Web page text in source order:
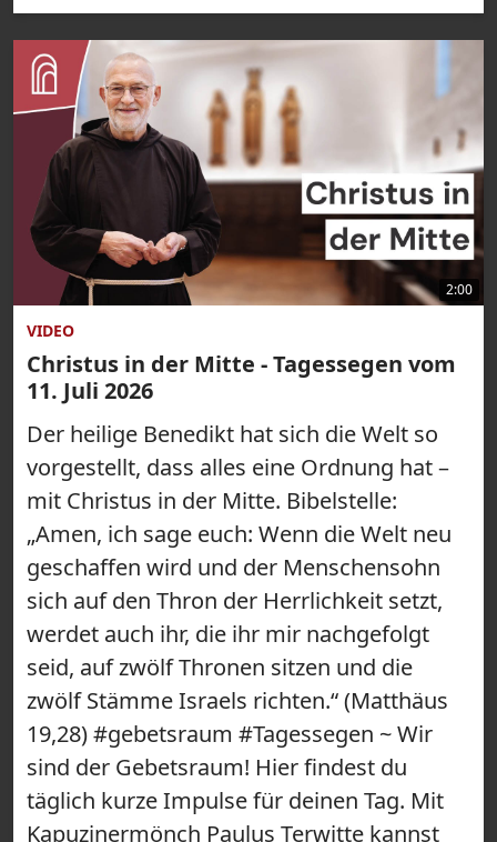
2:00
VIDEO
Christus in der Mitte - Tagessegen vom
11. Juli 2026
Der heilige Benedikt hat sich die Welt so
vorgestellt, dass alles eine Ordnung hat –
mit Christus in der Mitte. Bibelstelle:
„Amen, ich sage euch: Wenn die Welt neu
geschaffen wird und der Menschensohn
sich auf den Thron der Herrlichkeit setzt,
werdet auch ihr, die ihr mir nachgefolgt
seid, auf zwölf Thronen sitzen und die
zwölf Stämme Israels richten.“ (Matthäus
19,28) #gebetsraum #Tagessegen ~ Wir
sind der Gebetsraum! Hier findest du
täglich kurze Impulse für deinen Tag. Mit
Kapuzinermönch Paulus Terwitte kannst